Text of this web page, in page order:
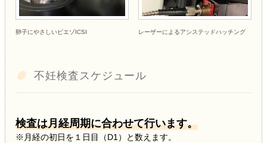
卵子にやさしいピエゾICSI レーザーによるアシステッドハッチング
不妊検査スケジュール
検査は月経周期に合わせて行います。
※月経の初日を１日目（D1）と数えます。